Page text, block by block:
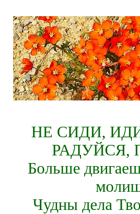
НЕ СИДИ,
РАДУЙСЯ,
Больше
Чудны дела